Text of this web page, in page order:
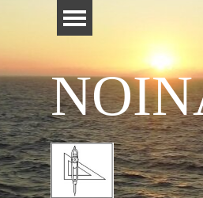
Salta menù